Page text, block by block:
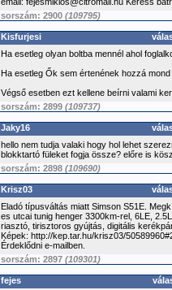
sorszám: 2900 (109795)
Kisfurjesi
Ha esetleg olyan boltba mennél ahol
Ha esetleg Ők sem értenének hozzá
Végső esetben ezt kellene beírni valami
sorszám: 2899 (109737)
Jaky16
hello nem tudja valaki hogy hol lehet
blokktartó füleket fogja össze? előre is
sorszám: 2898 (109690)
Krisz03
Eladó típusváltás miatt Simson S51E.
es utcai tunig henger 3300km-rel, 6LE,
riasztó, tirisztoros gyújtás, digitális
Képek: http://kep.tar.hu/krisz03/
Érdeklődni e-mailben.
sorszám: 2897 (109301)
fejes